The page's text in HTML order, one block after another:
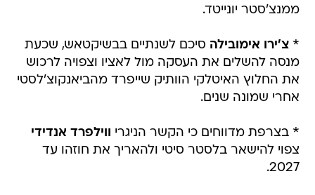
ממנצ'סטר יונייטד.
*צ'ירו אימובילה סיכם לשנתיים בבשיקטאש, שכעת
מנסה להשלים את העסקה מול לאציו וצפויה לרכוש
את החלוץ האיטלקי הוותיק שייפרד מהביאנקוצ'לסטי
אחרי שמונה שנים.
* בצרפת מדווחים כי הקשר הניגרי ווילפרד אנדידי
צפוי להישאר בלסטר סיטי ולהאריך את חוזהו עד
2027.